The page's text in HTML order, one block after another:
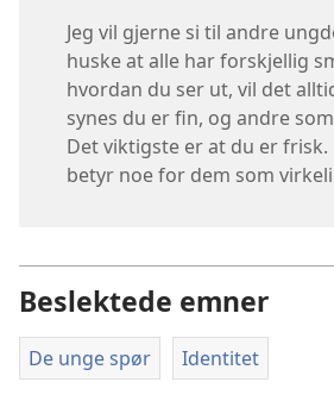
Jeg vil gjerne si til andre
huske at alle har forskjellig
hvordan du ser ut, vil det
synes du er fin, og andre
Det viktigste er at du er frisk.
betyr noe for dem som
Beslektede emner
De unge spør Identitet